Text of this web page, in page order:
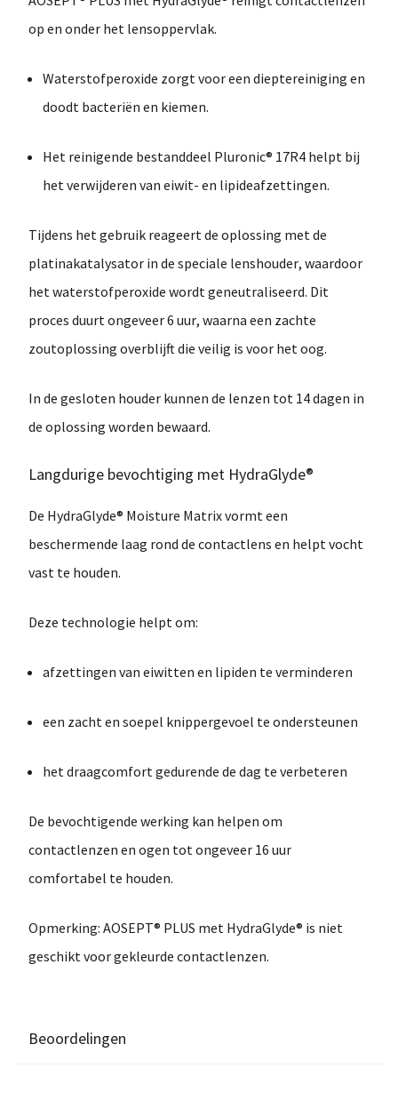
op en onder het lensoppervlak.
Waterstofperoxide zorgt voor een dieptereiniging en
doodt bacteriën en kiemen.
Het reinigende bestanddeel Pluronic® 17R4 helpt bij
het verwijderen van eiwit- en lipideafzettingen.
Tijdens het gebruik reageert de oplossing met de
platinakatalysator in de speciale lenshouder, waardoor
het waterstofperoxide wordt geneutraliseerd. Dit
proces duurt ongeveer6 uur, waarna een zachte
zoutoplossing overblijft die veilig is voor het oog.
In de gesloten houder kunnen de lenzen tot 14 dagen in
de oplossing worden bewaard.
Langdurige bevochtiging met HydraGlyde®
De HydraGlyde® Moisture Matrixvormt een
beschermende laag rond de contactlens en helpt vocht
vast te houden.
Deze technologie helpt om:
afzettingen van eiwitten en lipiden te verminderen
een zacht en soepel knippergevoel te ondersteunen
hetdraagcomfort gedurende de dag te verbeteren
De bevochtigende werking kan helpen om
contactlenzen en ogen tot ongeveer 16 uur
comfortabel te houden.
Opmerking: AOSEPT® PLUS met HydraGlyde® is niet
geschikt voor gekleurde contactlenzen.
Beoordelingen